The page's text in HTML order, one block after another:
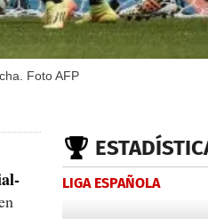
Foto AFP
LIGA ESPAÑOLA